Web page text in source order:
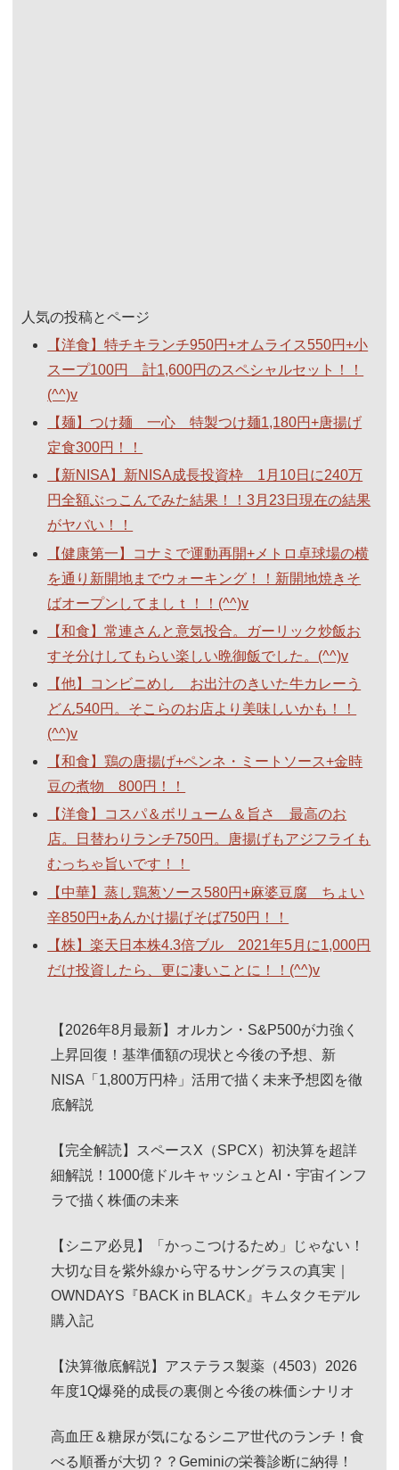
人気の投稿とページ
【洋食】特チキランチ950円+オムライス550円+小
スープ100円 計1,600円のスペシャルセット！！
(^^)v
【麺】つけ麺 一心 特製つけ麺1,180円+唐揚げ
定食300円！！
【新NISA】新NISA成長投資枠 1月10日に240万
円全額ぶっこんでみた結果！！3月23日現在の結果
がヤバい！！
【健康第一】コナミで運動再開+メトロ卓球場の横
を通り新開地までウォーキング！！新開地焼きそ
ばオープンしてましｔ！！(^^)v
【和食】常連さんと意気投合。ガーリック炒飯お
すそ分けしてもらい楽しい晩御飯でした。(^^)v
【他】コンビニめし お出汁のきいた牛カレーう
どん540円。そこらのお店より美味しいかも！！
(^^)v
【和食】鶏の唐揚げ+ペンネ・ミートソース+金時
豆の煮物 800円！！
【洋食】コスパ＆ボリューム＆旨さ 最高のお
店。日替わりランチ750円。唐揚げもアジフライも
むっちゃ旨いです！！
【中華】蒸し鶏葱ソース580円+麻婆豆腐 ちょい
辛850円+あんかけ揚げそば750円！！
【株】楽天日本株4.3倍ブル 2021年5月に1,000円
だけ投資したら、更に凄いことに！！(^^)v
【2026年8月最新】オルカン・S&P500が力強く
上昇回復！基準価額の現状と今後の予想、新
NISA「1,800万円枠」活用で描く未来予想図を徹
底解説
【完全解読】スペースX（SPCX）初決算を超詳
細解説！1000億ドルキャッシュとAI・宇宙インフ
ラで描く株価の未来
【シニア必見】「かっこつけるため」じゃない！
大切な目を紫外線から守るサングラスの真実｜
OWNDAYS『BACK in BLACK』キムタクモデル
購入記
【決算徹底解説】アステラス製薬（4503）2026
年度1Q爆発的成長の裏側と今後の株価シナリオ
高血圧＆糖尿が気になるシニア世代のランチ！食
べる順番が大切？？Geminiの栄養診断に納得！